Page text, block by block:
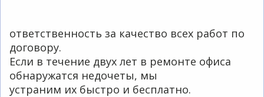
ответственность за качество всех работ по
договору.
Если в течение двух лет в ремонте офиса
обнаружатся недочеты, мы
устраним их быстро и бесплатно.